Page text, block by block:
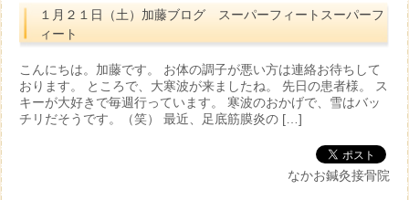
１月２１日（土）加藤ブログ スーパーフィートスーパーフ
ィート
こんにちは。加藤です。 お体の調子が悪い方は連絡お待ちして
おります。 ところで、大寒波が来ましたね。 先日の患者様。 ス
キーが大好きで毎週行っています。 寒波のおかげで、雪はバッ
チリだそうです。（笑） 最近、足底筋膜炎の […]
なかお鍼灸接骨院